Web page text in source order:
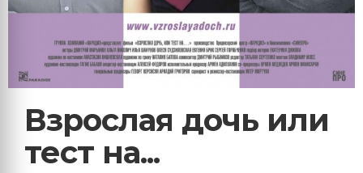
Взрослая дочь или
тест на...